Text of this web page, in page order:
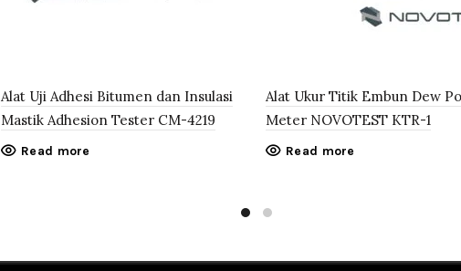
Alat Uji Adhesi Bitumen dan Insulasi
Mastik Adhesion Tester CM-4219
Read more
Alat Ukur Titik Embun Dew
Meter NOVOTEST KTR-1
Read more